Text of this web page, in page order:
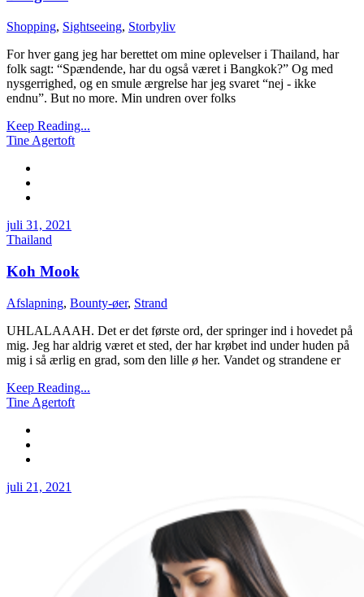
Shopping, Sightseeing, Storbyliv
For hver gang jeg har berettet om mine oplevelser i Thailand, har
folk sagt: “Spændende, har du også været i Bangkok?” Og med
nysgerrighed, og en smule ærgrelse har jeg svaret “nej - ikke
endnu”. But no more. Min undren over folks
Keep Reading...
Tine Agertoft
juli 31, 2021
Thailand
Koh Mook
Afslapning, Bounty-øer, Strand
UHLALAAAH. Det er det første ord, der springer ind i hovedet på
mig. Jeg har aldrig været et sted, der har krøbet ind under huden på
mig i så ærlig en grad, som den lille ø her. Vandet og strandene er
Keep Reading...
Tine Agertoft
juli 21, 2021